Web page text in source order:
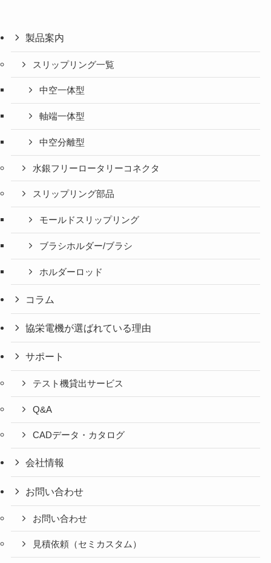
製品案内
スリップリング一覧
中空一体型
軸端一体型
中空分離型
水銀フリーロータリーコネクタ
スリップリング部品
モールドスリップリング
ブラシホルダー/ブラシ
ホルダーロッド
コラム
協栄電機が選ばれている理由
サポート
テスト機貸出サービス
Q&A
CADデータ・カタログ
会社情報
お問い合わせ
お問い合わせ
見積依頼（セミカスタム）